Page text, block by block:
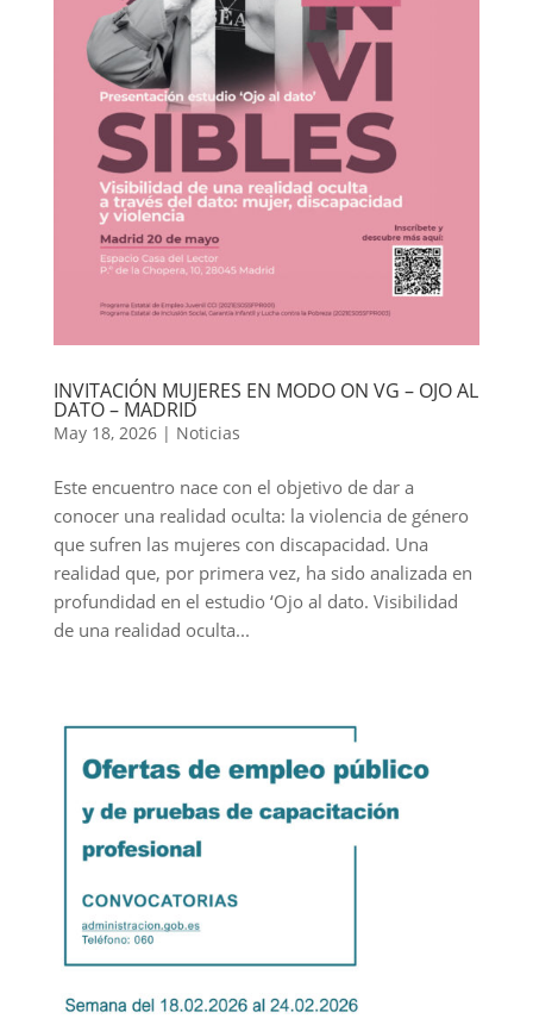
INVITACIÓN MUJERES EN MODO ON VG – OJO AL
DATO – MADRID
May 18, 2026| Noticias
Este encuentro nace con el objetivo de dar a
conocer una realidad oculta: la violencia de género
que sufren las mujeres con discapacidad. Una
realidad que, por primera vez, ha sido analizada en
profundidad en el estudio ‘Ojo al dato. Visibilidad
de una realidad oculta...